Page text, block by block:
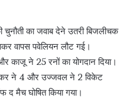
चुनौती का जवाब देने उतरी बिजलीचक
वापस पवेलियन लौट गई।
काजू ने 25 रनों का योगदान दिया।
ने 4 और उज्जवल ने 2 विकेट
मैच घोषित किया गया।